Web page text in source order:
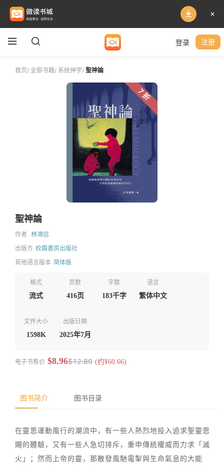
登录 注册
首页/ 全部书籍/ 系统神学/ 聖神論
7 折
聖神論
作者 林鴻信
出版方 校園書房出版社
其他语言版本 简体版
格式
流式
页数
416页
字数
183千字
语言
繁体中文
文件大小
1598K
出版日期
2025年7月
电子书售价 $8.96$12.80 (约¥60.66)
图书简介 图书目录
在靈恩運動風行的潮流中，有一些人熱烈地投入追求聖靈恩
賜的體驗，又有一些人急切排斥，重申傳統權威而力求「滅
火」；然而上帝的靈，那散發風馳電掣與生命氣息的大能